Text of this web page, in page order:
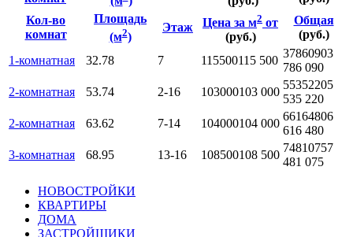
Кол-во
комнат
Площадь
(м2)
Этаж Цена за м2 от
(руб.)
Общая
(руб.)
1-комнатная
32.78 7 115500115 500
37860903
786 090
2-комнатная
53.74 2-16 103000103 000
55352205
535 220
2-комнатная
63.62 7-14 104000104 000
66164806
616 480
3-комнатная
68.95 13-16 108500108 500
74810757
481 075
НОВОСТРОЙКИ
КВАРТИРЫ
ДОМА
ЗАСТРОЙЩИКИ